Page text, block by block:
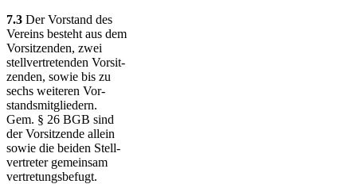
7.3 Der Vorstand des
Vereins besteht aus dem
Vor­sit­zen­den, zwei
stell­ver­tre­ten­den Vor­sit­
zenden, sowie bis zu
sechs weiteren Vor­
stands­mit­glie­dern.
Gem. § 26 BGB sind
der Vor­sit­zende allein
sowie die beiden Stell­
ver­treter gemeinsam
ver­tre­tungs­befugt.